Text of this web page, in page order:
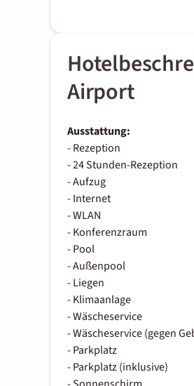
Airport
Ausstattung:
- Rezeption
- 24 Stunden-Rezeption
- Aufzug
- Internet
- WLAN
- Konferenzraum
- Pool
- Außenpool
- Liegen
- Klimaanlage
- Wäscheservice
- Wäscheservice (gegen
- Parkplatz
- Parkplatz (inklusive)